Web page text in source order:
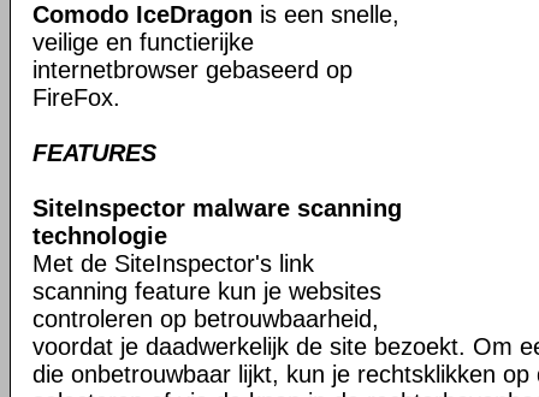
Comodo IceDragon is een snelle,
veilige en functierijke
internetbrowser gebaseerd op
FireFox.
FEATURES
SiteInspector malware scanning
technologie
Met de SiteInspector's link
scanning feature kun je websites
controleren op betrouwbaarheid,
voordat je daadwerkelijk de site bezoekt. Om
die onbetrouwbaar lijkt, kun je rechtsklikken